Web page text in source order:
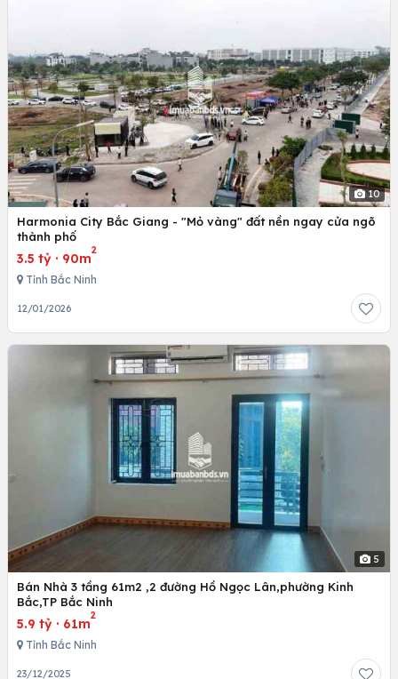
10
Harmonia City Bắc Giang - "Mỏ vàng" đất nền ngay cửa ngõ
thành phố
3.5 tỷ · 90m
2
Tỉnh Bắc Ninh
12/01/2026
5
Bán Nhà 3 tầng 61m2 ,2 đường Hồ Ngọc Lân,phường Kinh
Bắc,TP Bắc Ninh
5.9 tỷ · 61m
2
Tỉnh Bắc Ninh
23/12/2025